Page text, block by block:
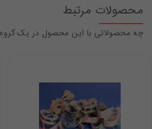
محصولات مرتبط
چه محصولاتی با این محصول در یک گروه